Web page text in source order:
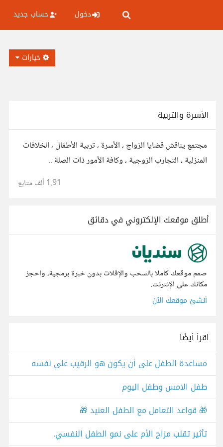
دخول حساب جديد
خيارات
الأسرة والتربية
مجتمع يناقش قضايا الزواج ، الأسرة ، تربية الأطفال ، الخلافات
المنزلية ، التجارب الزوجية ، وكافة الأمور ذات الصلة ..
1.91 ألف متابع
أطلق موقعك الإلكتروني في دقائق
صمم موقعك كاملا بالسحب والإفلات بدون خبرة برمجية، واحجز
مكانك على الإنترنت.
أنشئ موقعك الآن
اقرأ أيضًا
مساعدة الطفل على أن يكون هو الرقيب على نفسه
طفل الامس وطفل اليوم
🎁 قواعد التعامل مع الطفل العنيد 🎁
تأثير تقلب مزاج الأم على نمو الطفل النفسي.